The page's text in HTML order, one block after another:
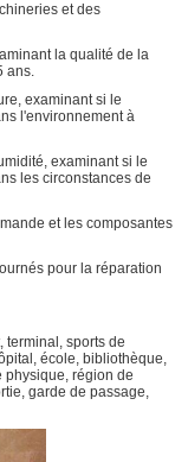
et des
la qualité de la
ans.
examinant si le
l'environnement à
examinant si le
les circonstances de
et les composantes
pour la réparation
terminal, sports de
école, bibliothèque,
physique, région de
garde de passage,